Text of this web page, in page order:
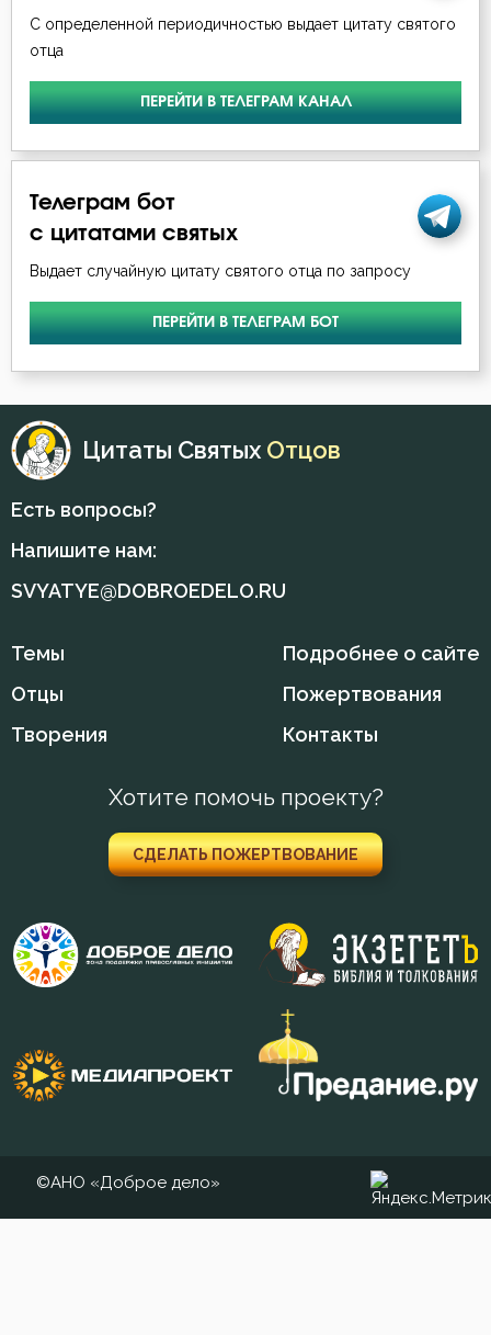
Клятва
Колдовство
Кощунство
Красота
Крест
Крестное знамение
Кротость
Лень
Лесть
Лицемерие
Лукавство
Любовь
Любовь к Богу
Милостыня
Молитва
Молчание
С определенной периодичностью выдает цитату святого
отца
ПЕРЕЙТИ В ТЕЛЕГРАМ КАНАЛ
Телеграм бот
с цитатами святых
Выдает случайную цитату святого отца по запросу
ПЕРЕЙТИ В ТЕЛЕГРАМ БОТ
Цитаты Святых Отцов
Есть вопросы?
Напишите нам:
SVYATYE@DOBROEDELO.RU
Темы
Отцы
Творения
Подробнее о сайте
Пожертвования
Контакты
Хотите помочь проекту?
СДЕЛАТЬ ПОЖЕРТВОВАНИЕ
©АНО «Доброе дело»